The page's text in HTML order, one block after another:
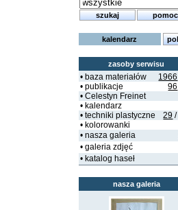
kalendarz
zasoby serwisu
• baza materiałów 1966
• publikacje
96
• Celestyn Freinet
• kalendarz
• techniki plastyczne
29 /
• kolorowanki
• nasza galeria
• galeria zdjęć
• katalog haseł
nasza galeria